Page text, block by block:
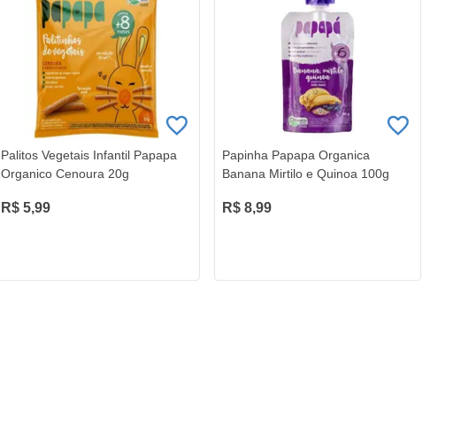
Palitos Vegetais Infantil Papapa
Organico Cenoura 20g
R$ 5,99
Papinha Papapa Organica
Banana Mirtilo e Quinoa 100g
R$ 8,99